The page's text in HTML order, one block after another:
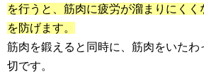
を行うと、筋肉に疲労が溜まりにく
を防げます。
筋肉を鍛えると同時に、筋肉をいたわ
切です。